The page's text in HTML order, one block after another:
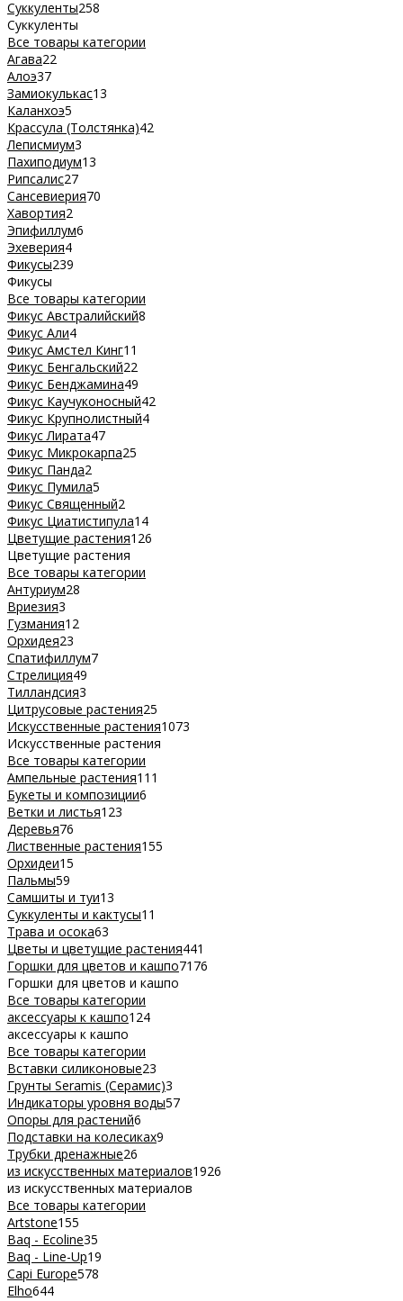
Суккуленты258
Суккуленты
Все товары категории
Агава22
Алоэ37
Замиокулькас13
Каланхоэ5
Крассула (Толстянка)42
Леписмиум3
Пахиподиум13
Рипсалис27
Сансевиерия70
Хавортия2
Эпифиллум6
Эхеверия4
Фикусы239
Фикусы
Все товары категории
Фикус Австралийский8
Фикус Али4
Фикус Амстел Кинг11
Фикус Бенгальский22
Фикус Бенджамина49
Фикус Каучуконосный42
Фикус Крупнолистный4
Фикус Лирата47
Фикус Микрокарпа25
Фикус Панда2
Фикус Пумила5
Фикус Священный2
Фикус Циатистипула14
Цветущие растения126
Цветущие растения
Все товары категории
Антуриум28
Вриезия3
Гузмания12
Орхидея23
Спатифиллум7
Стрелиция49
Тилландсия3
Цитрусовые растения25
Искусственные растения1073
Искусственные растения
Все товары категории
Ампельные растения111
Букеты и композиции6
Ветки и листья123
Деревья76
Лиственные растения155
Орхидеи15
Пальмы59
Самшиты и туи13
Суккуленты и кактусы11
Трава и осока63
Цветы и цветущие растения441
Горшки для цветов и кашпо7176
Горшки для цветов и кашпо
Все товары категории
аксессуары к кашпо124
аксессуары к кашпо
Все товары категории
Вставки силиконовые23
Грунты Seramis (Серамис)3
Индикаторы уровня воды57
Опоры для растений6
Подставки на колесиках9
Трубки дренажные26
из искусственных материалов1926
из искусственных материалов
Все товары категории
Artstone155
Baq - Ecoline35
Baq - Line-Up19
Capi Europe578
Elho644